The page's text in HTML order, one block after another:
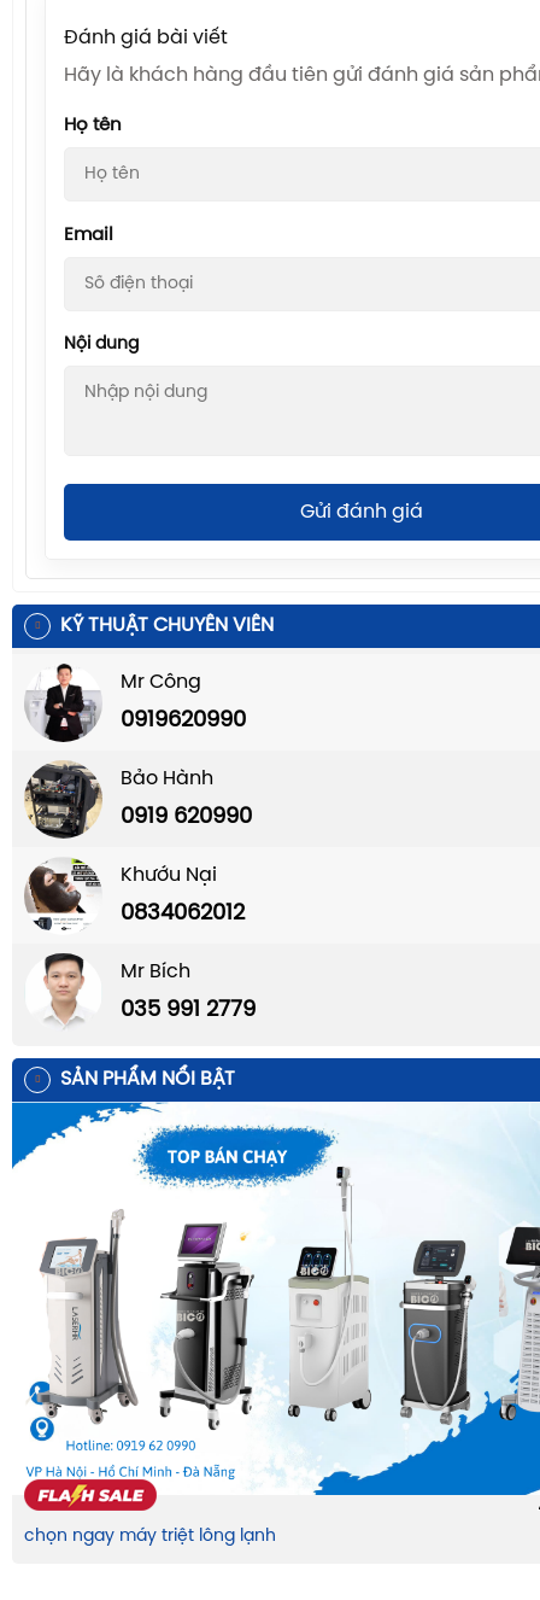
Đánh giá bài viết
Hãy là khách hàng đầu tiên gửi đánh giá sản
Họ tên
Email
Nội dung
Gửi đánh giá
KỸ THUẬT CHUYÊN VIÊN
Mr Công
0919620990
Bảo Hành
0919 620990
Khướu Nại
0834062012
Mr Bích
035 991 2779
SẢN PHẨM NỔI BẬT
chọn ngay máy triệt lông lạnh